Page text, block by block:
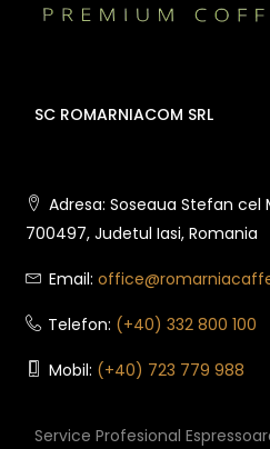
SC ROMARNIACOM SRL
Adresa: Soseaua Stefan cel
700497, Judetul Iasi, Romania
Email:
Telefon: (+40) 332 800 100
Mobil: (+40) 723 779 988
Service Profesional